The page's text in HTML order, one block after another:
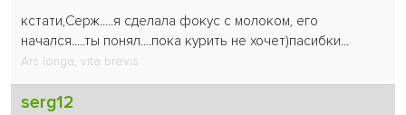
кстати,Серж.....я сделала фокус с молоком, его
начался.....ты понял....пока курить не хочет)пасибки...
Ars longa, vita brevis
serg12